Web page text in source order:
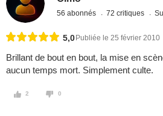
56 abonnés 72 critiques
5,0 Publiée le 25 février 2010
Brillant de bout en bout, la mise en
aucun temps mort. Simplement culte.
2 0